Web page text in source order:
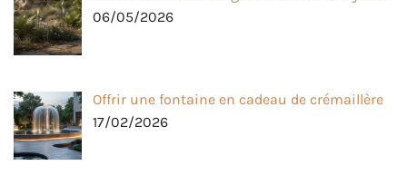
06/05/2026
Offrir une fontaine en cadeau de crémaillère
17/02/2026